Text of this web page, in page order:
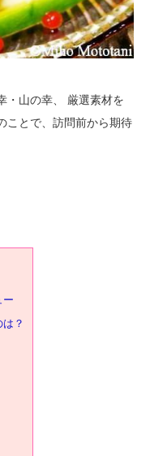
・山の幸、 厳選素材を
ことで、訪問前から期待
ー
？